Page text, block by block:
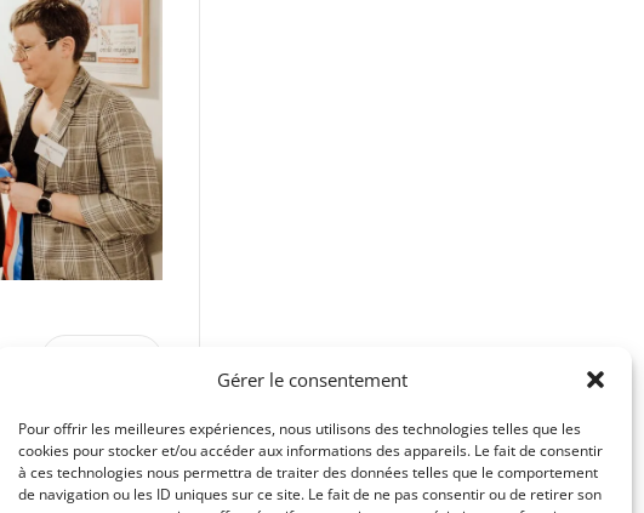
Gérer le consentement
Pour offrir les meilleures expériences, nous utilisons des technologies telles que les
cookies pour stocker et/ou accéder aux informations des appareils. Le fait de consentir
à ces technologies nous permettra de traiter des données telles que le comportement
de navigation ou les ID uniques sur ce site. Le fait de ne pas consentir ou de retirer son